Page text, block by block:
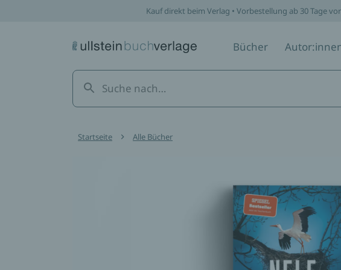
Kauf direkt beim Verlag • Vorbestellung ab 30 Tage
Bücher
Startseite Alle Bücher